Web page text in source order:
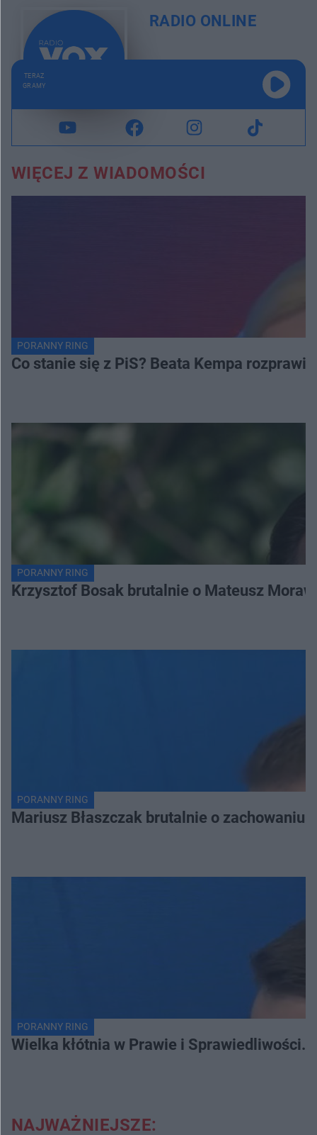
RADIO ONLINE
TERAZ
GRAMY
WIĘCEJ Z WIADOMOŚCI
PORANNY RING
Co stanie się z PiS? Beata Kempa
PORANNY RING
Krzysztof Bosak brutalnie o Mateusz
PORANNY RING
Mariusz Błaszczak brutalnie o zachowaniu
PORANNY RING
Wielka kłótnia w Prawie i Sprawiedliwości.
NAJWAŻNIEJSZE: